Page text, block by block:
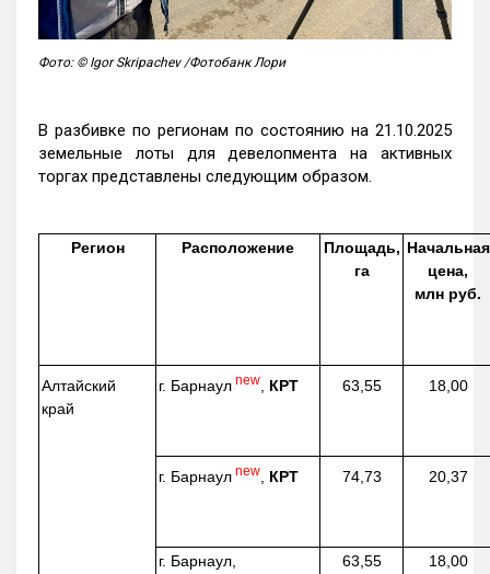
Фото: © Igor Skripachev /Фотобанк Лори
В разбивке по регионам по состоянию на 21.10.2025
земельные лоты для девелопмента на активных
торгах представлены следующим образом.
Регион Расположение
Площадь,
га
Начальная
цена,
млн руб.
Алтайский
край
г. Барнаул new КРТ 63,55 18,00
г. Барнаул new КРТ 74,73 20,37
г. Барнаул,
63,55 18,00